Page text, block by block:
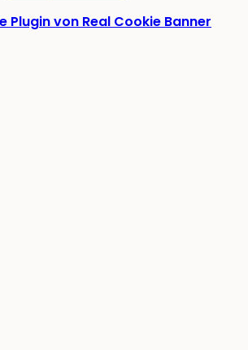
Plugin von Real Cookie Banner